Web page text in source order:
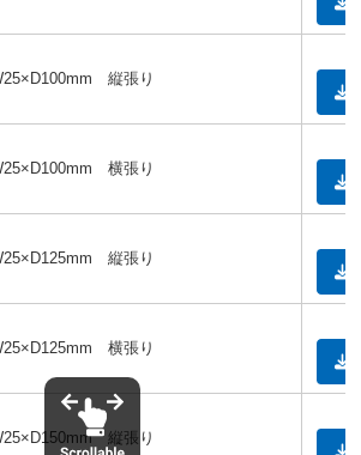
縦張り
横張り
縦張り
横張り
縦張り